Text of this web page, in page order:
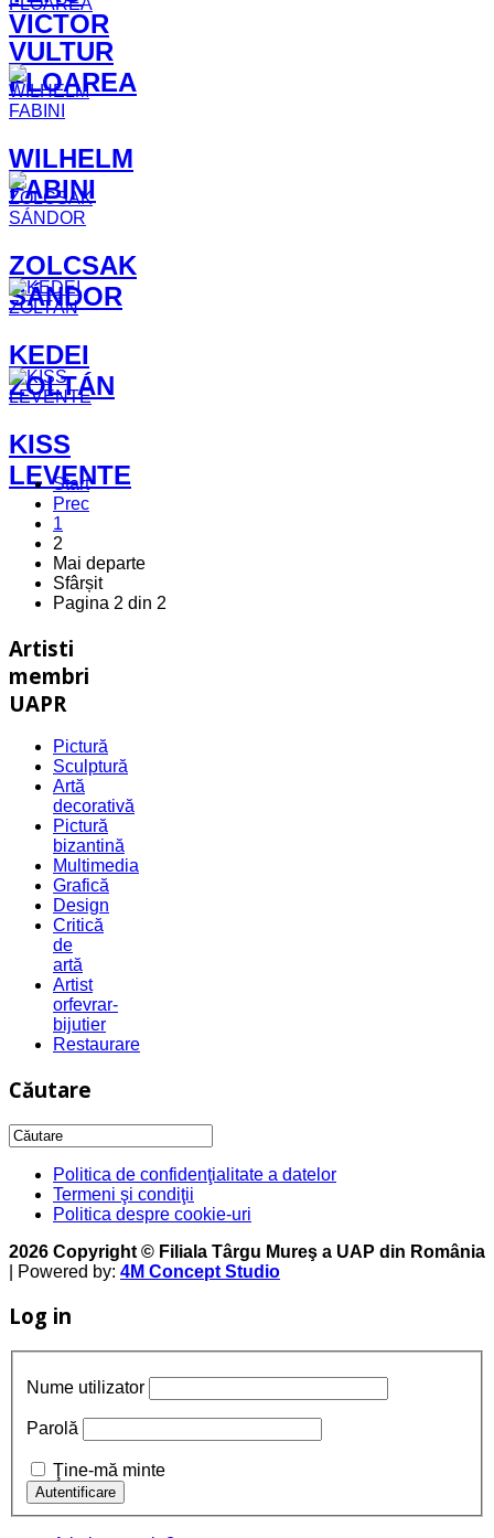
VICTOR
VULTUR
FLOAREA
WILHELM
FABINI
ZOLCSAK
SÁNDOR
​KEDEI
ZOLTÁN
​KISS
LEVENTE
Start
Prec
1
2
Mai departe
Sfârșit
Pagina 2 din 2
Artisti
membri
UAPR
Pictură
Sculptură
Artă
decorativă
Pictură
bizantină
Multimedia
Grafică
Design
Critică
de
artă
Artist
orfevrar-
bijutier
Restaurare
Căutare
Politica de confidenţialitate a datelor
Termeni şi condiţii
Politica despre cookie-uri
2026 Copyright © Filiala Târgu Mureş a UAP din România
| Powered by: 4M Concept Studio
Log in
Nume utilizator
Parolă
Ţine-mă minte